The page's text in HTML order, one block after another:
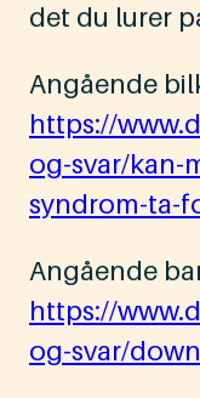
det du lurer
Angående
https://
og-svar/kan-
syndrom-ta-
Angående
https://
og-svar/